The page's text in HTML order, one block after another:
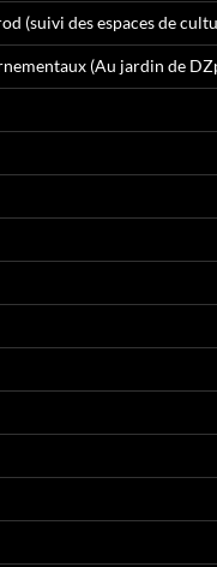
(suivi des espaces de
(Au jardin de